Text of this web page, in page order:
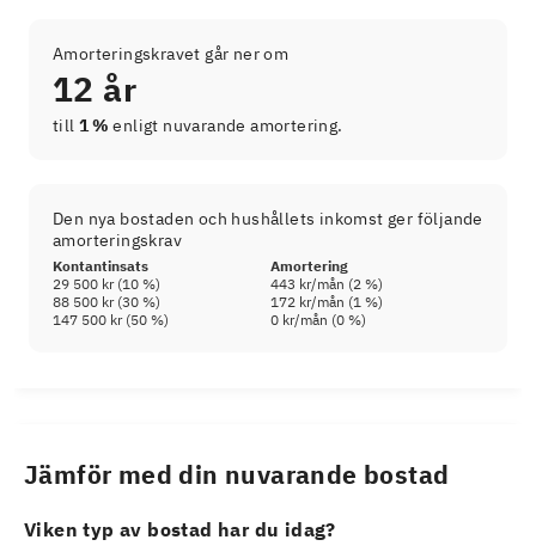
Amorteringskravet går ner om
12 år
till 1 % enligt nuvarande amortering.
Den nya bostaden och hushållets inkomst ger följande
amorteringskrav
Kontantinsats
Amortering
29 500 kr(10 %) 443 kr/mån (2 %)
88 500 kr(30 %) 172 kr/mån (1 %)
147 500 kr(50 %) 0 kr/mån (0 %)
Jämför med din nuvarande bostad
Viken typ av bostad har du idag?